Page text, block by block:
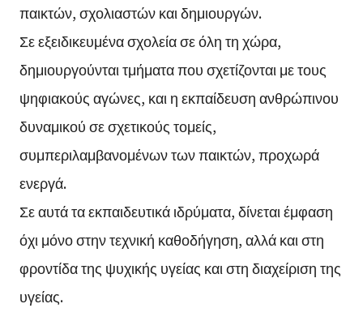
παικτών, σχολιαστών και δημιουργών.
Σε εξειδικευμένα σχολεία σε όλη τη χώρα,
δημιουργούνται τμήματα που σχετίζονται με τους
ψηφιακούς αγώνες, και η εκπαίδευση ανθρώπινου
δυναμικού σε σχετικούς τομείς,
συμπεριλαμβανομένων των παικτών, προχωρά
ενεργά.
Σε αυτά τα εκπαιδευτικά ιδρύματα, δίνεται έμφαση
όχι μόνο στην τεχνική καθοδήγηση, αλλά και στη
φροντίδα της ψυχικής υγείας και στη διαχείριση της
υγείας.